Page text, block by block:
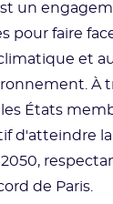
un
pour faire
et
À
les États
d'atteindre
de Paris.